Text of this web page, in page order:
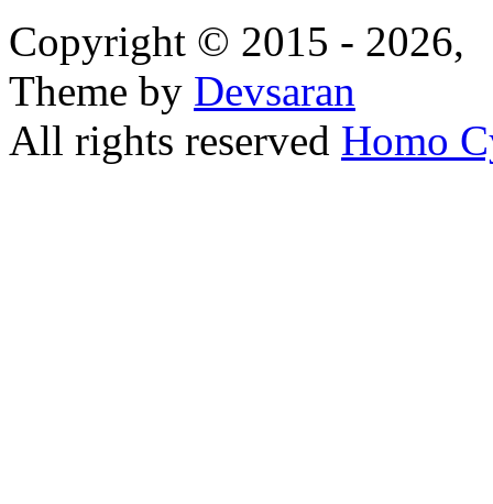
Copyright © 2015 - 2026,
Theme by Devsaran
All rights reserved Homo